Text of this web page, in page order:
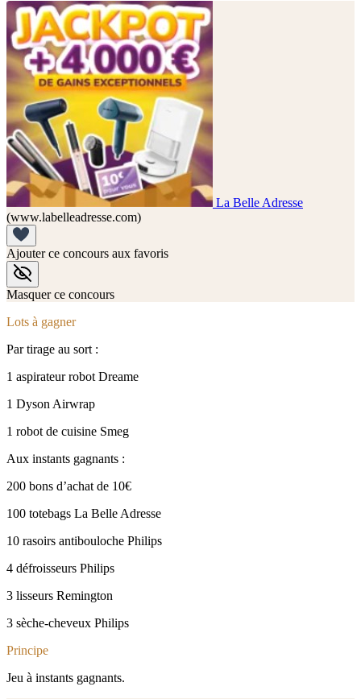
La Belle Adresse
(www.labelleadresse.com)
Ajouter ce concours aux favoris
Masquer ce concours
Lots à gagner
Par tirage au sort :
1 aspirateur robot Dreame
1 Dyson Airwrap
1 robot de cuisine Smeg
Aux instants gagnants :
200 bons d’achat de 10€
100 totebags La Belle Adresse
10 rasoirs antibouloche Philips
4 défroisseurs Philips
3 lisseurs Remington
3 sèche-cheveux Philips
Principe
Jeu à instants gagnants.